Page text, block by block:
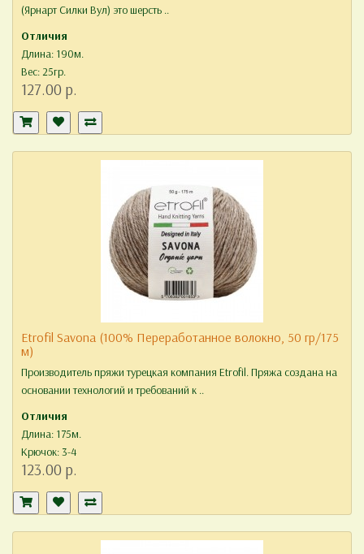
(Ярнарт Силки Вул) это шерсть ..
Отличия
Длина: 190м.
Вес: 25гр.
127.00 р.
Etrofil Savona (100% Переработанное волокно, 50 гр/175
м)
Производитель пряжи турецкая компания Etrofil. Пряжа создана на
основании технологий и требований к ..
Отличия
Длина: 175м.
Крючок: 3-4
123.00 р.